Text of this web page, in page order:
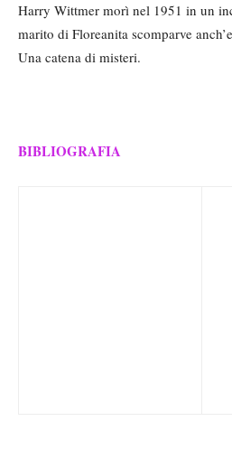
Harry Wittmer morì nel 1951 in un
marito di Floreanita scomparve
Una catena di misteri.
BIBLIOGRAFIA